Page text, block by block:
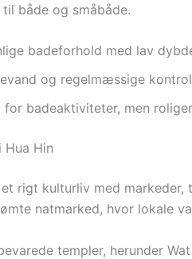
både og småbåde.
badeforhold med lav
og regelmæssige
for badeaktiviteter, men
Hua Hin
rigt kulturliv med
natmarked, hvor lokale
templer, herunder